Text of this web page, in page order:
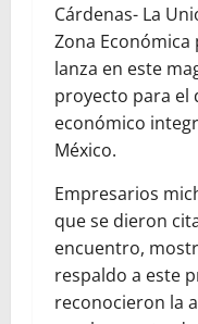
Cárdenas- La
Zona Económica
lanza en este
proyecto para el
económico
México.
Empresarios
que se dieron
encuentro,
respaldo a este
reconocieron la